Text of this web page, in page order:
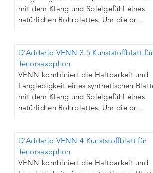
mit dem Klang und Spielgefühl eines
natürlichen Rohrblattes. Um die or...
D'Addario VENN 3.5 Kunststoffblatt für
Tenorsaxophon
VENN kombiniert die Haltbarkeit und
Langlebigkeit eines synthetischen
mit dem Klang und Spielgefühl eines
natürlichen Rohrblattes. Um die or...
D'Addario VENN 4 Kunststoffblatt für
Tenorsaxophon
VENN kombiniert die Haltbarkeit und